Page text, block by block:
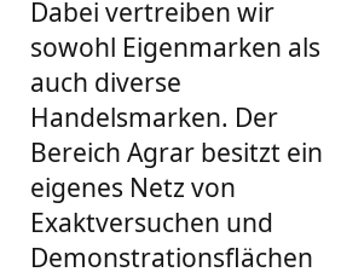
Dabei vertreiben wir
sowohl Eigenmarken als
auch diverse
Handelsmarken. Der
Bereich Agrar besitzt ein
eigenes Netz von
Exaktversuchen und
Demonstrationsflächen